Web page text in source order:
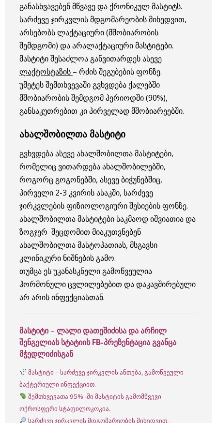
განასხვავებენ მწვავე და ქრონიკულ მასტიტს.
სარძევე ჯირკვლის მდგომარეობის მიხედვით,
არსებობს ლაქტაციური (მშობიარობის
შემდგომი) და არალაქტაციური მასტიტები.
მასტიტი შესაძლოა განვითარდეს ასევე
ლაქტოსტაზის – რძის შეგუბების ფონზე.
უმეტეს შემთხვევაში გვხვდება ქალებში
მშობიარობის შემდგომ პერიოდში (90%),
განსაკუთრებით კი პირველად მშობიარეებში.
ახალშობილთა მასტიტი
გვხვდება ასევე ახალშობილთა მასტიტები,
რომელიც ვითარდება ახალშობილებში,
როგორც გოგონებში, ასევე ბიჭუნებშიც,
პირველი 2-3 კვირის ასაკში, სარძევე
ჯირკვლების ფიზიოლოგიური შესიების ფონზე.
ახალშობილთა მასტიტები საკმაოდ იშვიათია და
ზოგჯერ შეცდომით მიაკუთვნებენ
ახალშობილთა მასტოპათიას, მსგავსი
კლინიკური ნიშნების გამო.
თუმცა ეს უკანასკნელი გამოწვეულია
ჰორმონული ცვლილებებით და დაკავშირებული
არ არის ინფექციასთან.
მასტიტი– ლალი დათეშიძისა და არჩილ
შენგელიას სტატიის FB-პრეზენტაცია გვანცა
მჭედლიძისგან
მასტიტი – სარძევე ჯირკვლის ანთება, გამოწვეული
ბაქტერიული ინფექციით.
შემთხვევათა 95% -ში მასტიტის გამომწვევი
ოქროსფერი სტაფილოკოკია.
სარძევე ჯირკვლის მდგომარეობის მიხედვით,